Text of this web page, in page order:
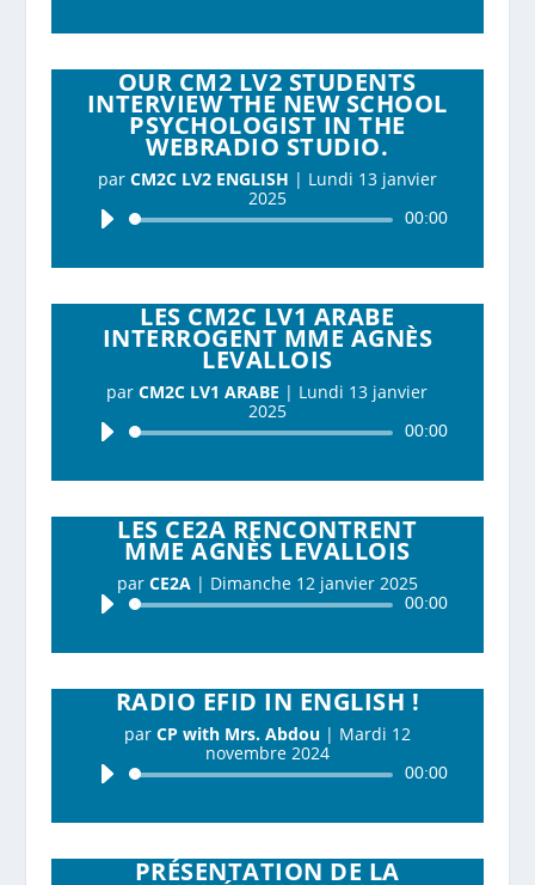
OUR CM2 LV2 STUDENTS
INTERVIEW THE NEW SCHOOL
PSYCHOLOGIST IN THE
WEBRADIO STUDIO.
par CM2C LV2 ENGLISH | Lundi 13 janvier
2025
Lecteur
00:00
LES CM2C LV1 ARABE
INTERROGENT MME AGNÈS
LEVALLOIS
parCM2C LV1 ARABE | Lundi 13 janvier
2025
Lecteur
00:00
LES CE2A RENCONTRENT
MME AGNÈS LEVALLOIS
par CE2A| Dimanche 12 janvier 2025
Lecteur
00:00
RADIO EFID IN ENGLISH !
par CP with Mrs. Abdou| Mardi 12
novembre 2024
Lecteur
00:00
PRÉSENTATION DE LA